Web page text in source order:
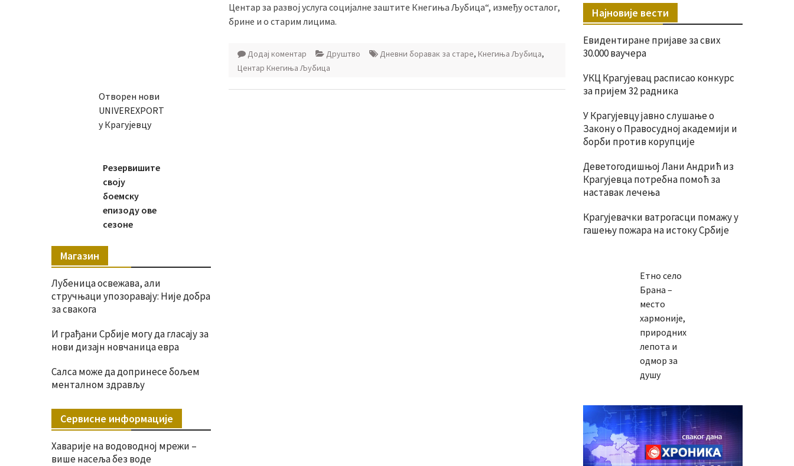
Центар за развој услуга социјалне заштите Кнегиња Љубица“, између осталог,
брине и о старим лицима.
Додај коментар Друштво Дневни боравак за старе, Кнегиња Љубица,
Центар Кнегиња Љубица
Најновије вести
Евидентиране пријаве за свих
30.000 ваучера
УКЦ Крагујевац расписао конкурс
за пријем 32 радника
У Крагујевцу јавно слушање о
Закону о Правосудној академији и
борби против корупције
Деветогодишњој Лани Андрић из
Крагујевца потребна помоћ за
наставак лечења
Крагујевачки ватрогасци помажу у
гашењу пожара на истоку Србије
Етно село
Брана –
место
хармоније,
природних
лепота и
одмор за
душу
Отворен нови
UNIVEREXPORT
у Крагујевцу
Резервишите
своју
боемску
епизоду ове
сезоне
Магазин
Лубеница освежава, али
стручњаци упозоравају: Није добра
за свакога
И грађани Србије могу да гласају за
нови дизајн новчаница евра
Салса може да допринесе бољем
менталном здрављу
Сервисне информације
Хаварије на водоводној мрежи –
више насеља без воде